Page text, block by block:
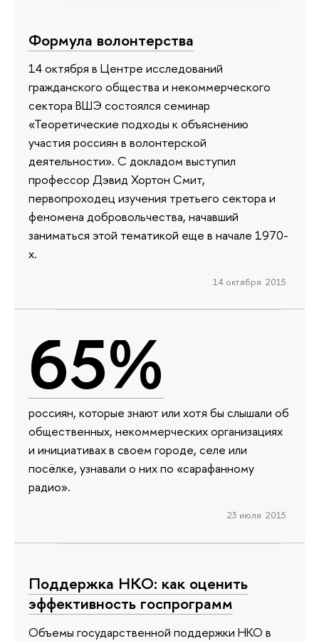
Формула волонтерства
14 октября в Центре исследований
гражданского общества и некоммерческого
сектора ВШЭ состоялся семинар
«Теоретические подходы к объяснению
участия россиян в волонтерской
деятельности». С докладом выступил
профессор Дэвид Хортон Смит,
первопроходец изучения третьего сектора и
феномена добровольчества, начавший
заниматься этой тематикой еще в начале 1970-
х.
14 октября 2015
65%
россиян, которые знают или хотя бы слышали об
общественных, некоммерческих организациях
и инициативах в своем городе, селе или
посёлке, узнавали о них по «сарафанному
радио».
23 июля 2015
Поддержка НКО: как оценить
эффективность госпрограмм
Объемы государственной поддержки НКО в